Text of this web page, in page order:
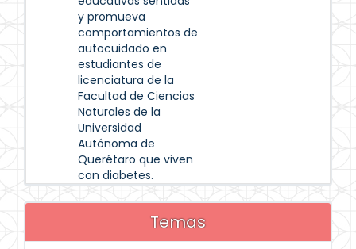
y promueva
comportamientos de
autocuidado en
estudiantes de
licenciatura de la
Facultad de Ciencias
Naturales de la
Universidad
Autónoma de
Querétaro que viven
con diabetes.
Temas